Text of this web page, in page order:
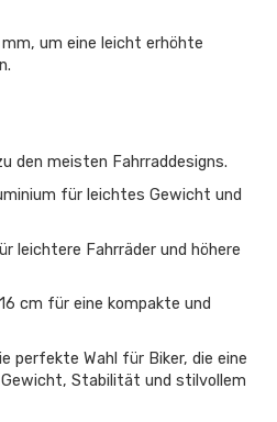
um eine leicht erhöhte
den meisten Fahrraddesigns.
für leichtes Gewicht und
leichtere Fahrräder und höhere
cm für eine kompakte und
perfekte Wahl für Biker, die eine
Stabilität und stilvollem